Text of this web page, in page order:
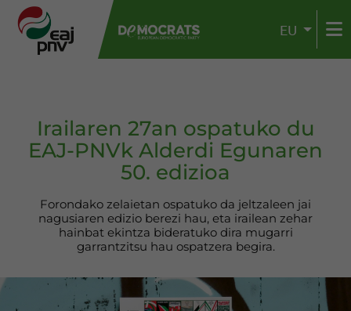
EU
Irailaren 27an ospatuko du
EAJ-PNVk Alderdi Egunaren
50. edizioa
Forondako zelaietan ospatuko da jeltzaleen jai
nagusiaren edizio berezi hau, eta irailean zehar
hainbat ekintza bideratuko dira mugarri
garrantzitsu hau ospatzera begira.